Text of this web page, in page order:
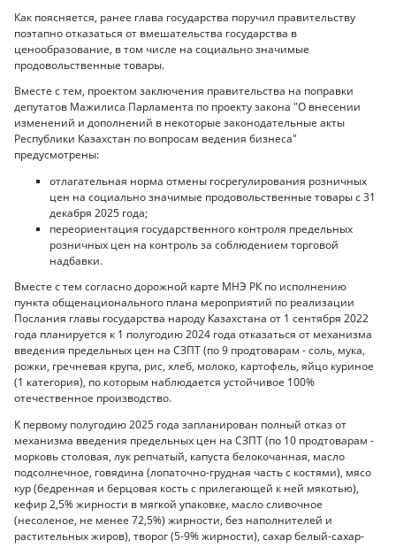
Как поясняется, ранее глава государства поручил правительству
поэтапно отказаться от вмешательства государства в
ценообразование, в том числе на социально значимые
продовольственные товары.
Вместе с тем, проектом заключения правительства на поправки
депутатов Мажилиса Парламента по проекту закона "О внесении
изменений и дополнений в некоторые законодательные акты
Республики Казахстан по вопросам ведения бизнеса"
предусмотрены:
отлагательная норма отмены госрегулирования розничных
цен на социально значимые продовольственные товары с 31
декабря 2025 года;
переориентация государственного контроля предельных
розничных цен на контроль за соблюдением торговой
надбавки.
Вместе с тем согласно дорожной карте МНЭ РК по исполнению
пункта общенационального плана мероприятий по реализации
Послания главы государства народу Казахстана от 1 сентября 2022
года планируется к 1 полугодию 2024 года отказаться от механизма
введения предельных цен на СЗПТ (по 9 продтоварам - соль, мука,
рожки, гречневая крупа, рис, хлеб, молоко, картофель, яйцо куриное
(1 категория), по которым наблюдается устойчивое 100%
отечественное производство.
К первому полугодию 2025 года запланирован полный отказ от
механизма введения предельных цен на СЗПТ (по 10 продтоварам -
морковь столовая, лук репчатый, капуста белокочанная, масло
подсолнечное, говядина (лопаточно-грудная часть с костями), мясо
кур (бедренная и берцовая кость с прилегающей к ней мякотью),
кефир 2,5% жирности в мягкой упаковке, масло сливочное
(несоленое, не менее 72,5%) жирности, без наполнителей и
растительных жиров), творог (5-9% жирности), сахар белый-сахар-